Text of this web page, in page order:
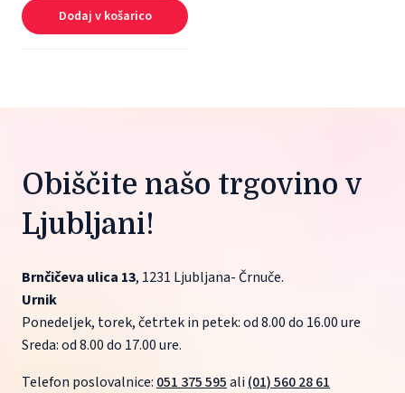
Dodaj v košarico
Obiščite našo trgovino v
Ljubljani!
Brnčičeva ulica 13, 1231 Ljubljana- Črnuče.
Urnik
Ponedeljek, torek, četrtek in petek: od 8.00 do 16.00 ure
Sreda: od 8.00 do 17.00 ure.
Telefon poslovalnice: 051 375 595 ali (01) 560 28 61